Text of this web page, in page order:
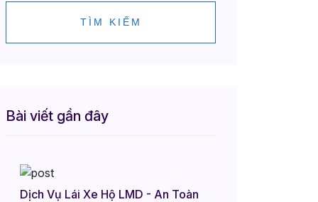
TÌM KIẾM
Bài viết gần đây
Dịch Vụ Lái Xe Hộ LMD - An Toàn